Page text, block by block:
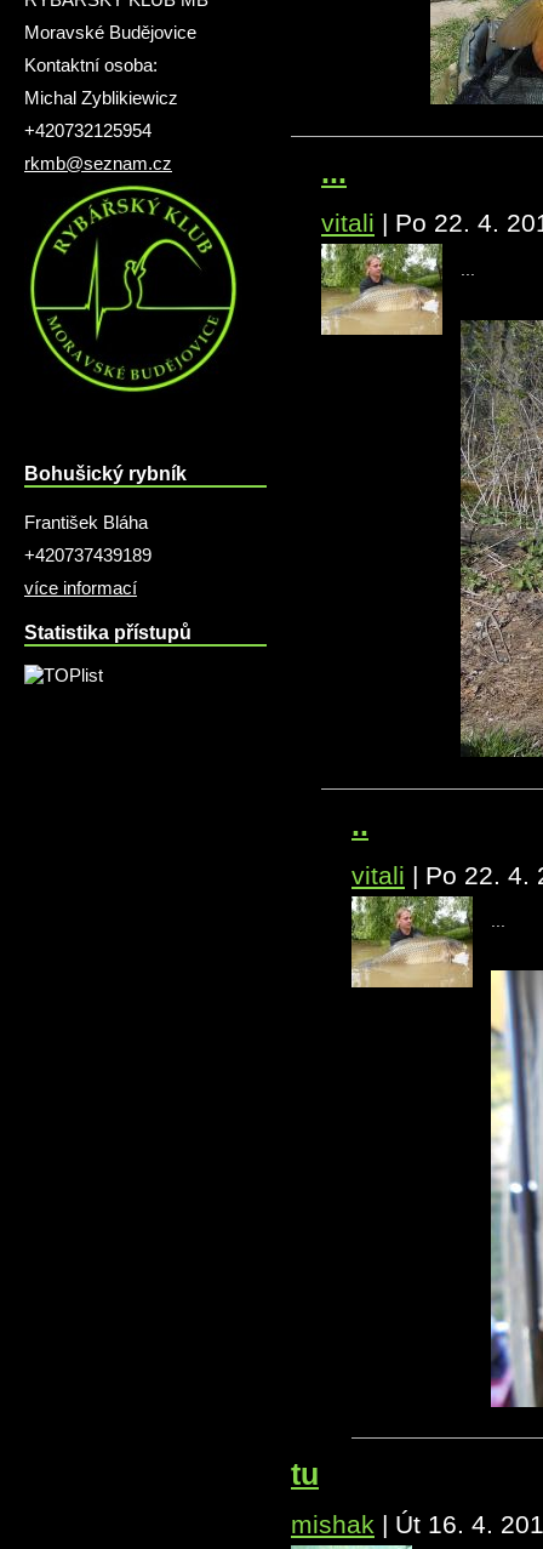
Moravské Budějovice
Kontaktní osoba:
Michal Zyblikiewicz
+420732125954
rkmb@seznam.cz
Bohušický rybník
František Bláha
+420737439189
více informací
Statistika přístupů
...
vitali | Po 22. 4.
..
vitali | Po 22. 4.
...
tu
mishak | Út 16. 4.